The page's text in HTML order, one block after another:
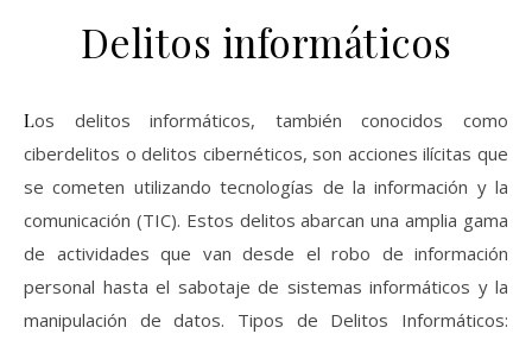
Delitos informáticos
Los delitos informáticos, también conocidos como
ciberdelitos o delitos cibernéticos, son acciones ilícitas que
se cometen utilizando tecnologías de la información y la
comunicación (TIC). Estos delitos abarcan una amplia gama
de actividades que van desde el robo de información
personal hasta el sabotaje de sistemas informáticos y la
manipulación de datos. Tipos de Delitos Informáticos: